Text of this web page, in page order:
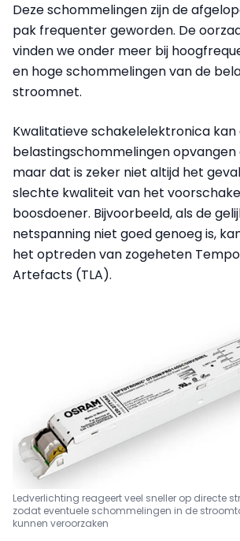
Deze schommelingen zijn de
pak frequenter geworden. De
vinden we onder meer bij
en hoge schommelingen van de
stroomnet.
Kwalitatieve schakelelektronica kan
belastingschommelingen opvangen
maar dat is zeker niet altijd het
slechte kwaliteit van het
boosdoener. Bijvoorbeeld, als de
netspanning niet goed genoeg is,
het optreden van zogeheten
Artefacts (TLA).
Ledverlichting reageert veel sneller op directe
zodat eventuele schommelingen in de
kunnen veroorzaken